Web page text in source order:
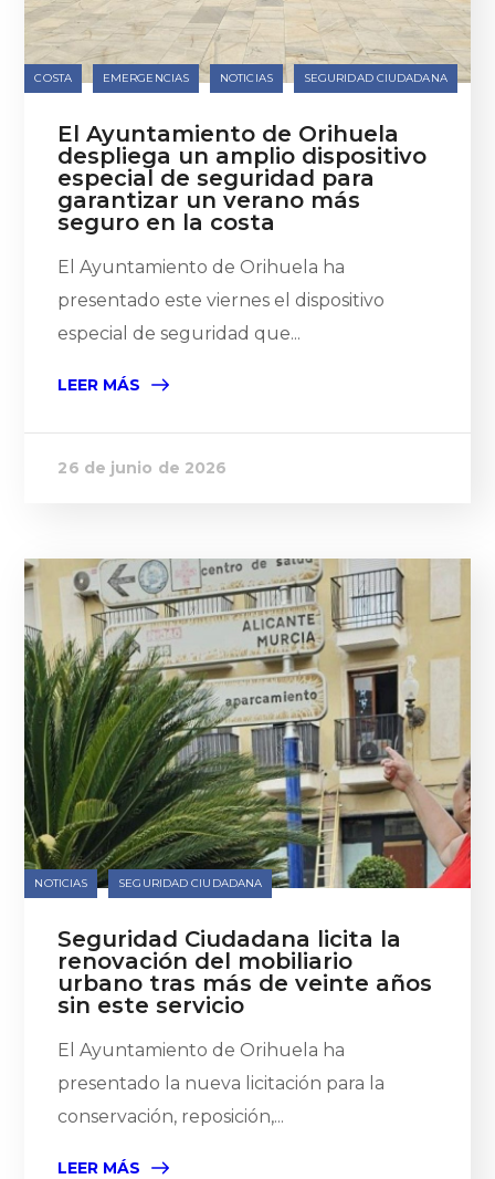
COSTA EMERGENCIAS NOTICIAS SEGURIDAD CIUDADANA
El Ayuntamiento de Orihuela
despliega un amplio dispositivo
especial de seguridad para
garantizar un verano más
seguro en la costa
El Ayuntamiento de Orihuela ha
presentado este viernes el dispositivo
especial de seguridad que...
LEER MÁS
26 de junio de 2026
NOTICIAS SEGURIDAD CIUDADANA
Seguridad Ciudadana licita la
renovación del mobiliario
urbano tras más de veinte años
sin este servicio
El Ayuntamiento de Orihuela ha
presentado la nueva licitación para la
conservación, reposición,...
LEER MÁS